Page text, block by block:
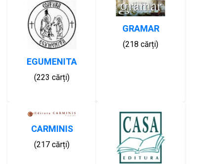
EGUMENITA
(223 cărți)
GRAMAR
(218 cărți)
CARMINIS
(217 cărți)